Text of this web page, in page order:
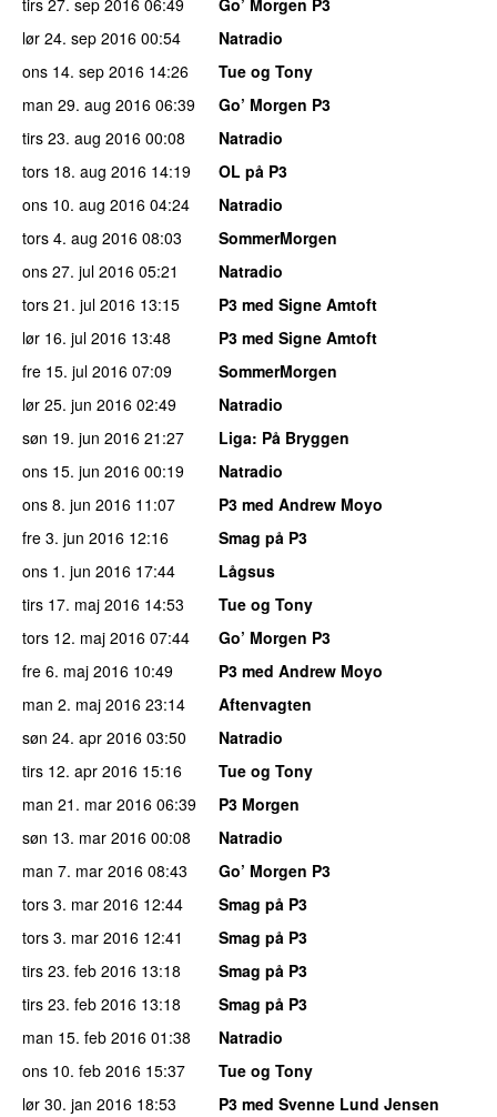
tirs 27. sep 2016 06:49
Go’ Morgen P3
lør 24. sep 2016 00:54
Natradio
ons 14. sep 2016 14:26
Tue og Tony
man 29. aug 2016 06:39
Go’ Morgen P3
tirs 23. aug 2016 00:08
Natradio
tors 18. aug 2016 14:19
OL på P3
ons 10. aug 2016 04:24
Natradio
tors 4. aug 2016 08:03
SommerMorgen
ons 27. jul 2016 05:21
Natradio
tors 21. jul 2016 13:15
P3 med Signe Amtoft
lør 16. jul 2016 13:48
P3 med Signe Amtoft
fre 15. jul 2016 07:09
SommerMorgen
lør 25. jun 2016 02:49
Natradio
søn 19. jun 2016 21:27 Liga: På Bryggen
ons 15. jun 2016 00:19
Natradio
ons 8. jun 2016 11:07
P3 med Andrew Moyo
fre 3. jun 2016 12:16
Smag på P3
ons 1. jun 2016 17:44
Lågsus
tirs 17. maj 2016 14:53
Tue og Tony
tors 12. maj 2016 07:44
Go’ Morgen P3
fre 6. maj 2016 10:49
P3 med Andrew Moyo
man 2. maj 2016 23:14
Aftenvagten
søn 24. apr 2016 03:50
Natradio
tirs 12. apr 2016 15:16
Tue og Tony
man 21. mar 2016 06:39
P3 Morgen
søn 13. mar 2016 00:08
Natradio
man 7. mar 2016 08:43
Go’ Morgen P3
tors 3. mar 2016 12:44
Smag på P3
tors 3. mar 2016 12:41
Smag på P3
tirs 23. feb 2016 13:18
Smag på P3
tirs 23. feb 2016 13:18
Smag på P3
man 15. feb 2016 01:38
Natradio
ons 10. feb 2016 15:37
Tue og Tony
lør 30. jan 2016 18:53
P3 med Svenne Lund Jensen